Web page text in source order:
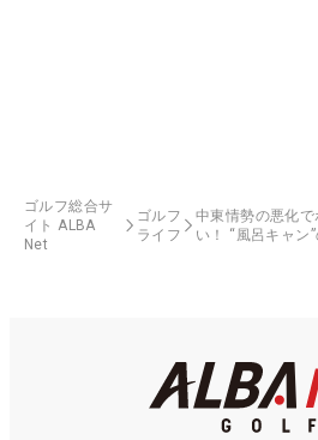
ゴルフ総合サ
イト ALBA
Net
ゴルフ
ライフ
中東情勢の悪化
い！ “風呂キャン